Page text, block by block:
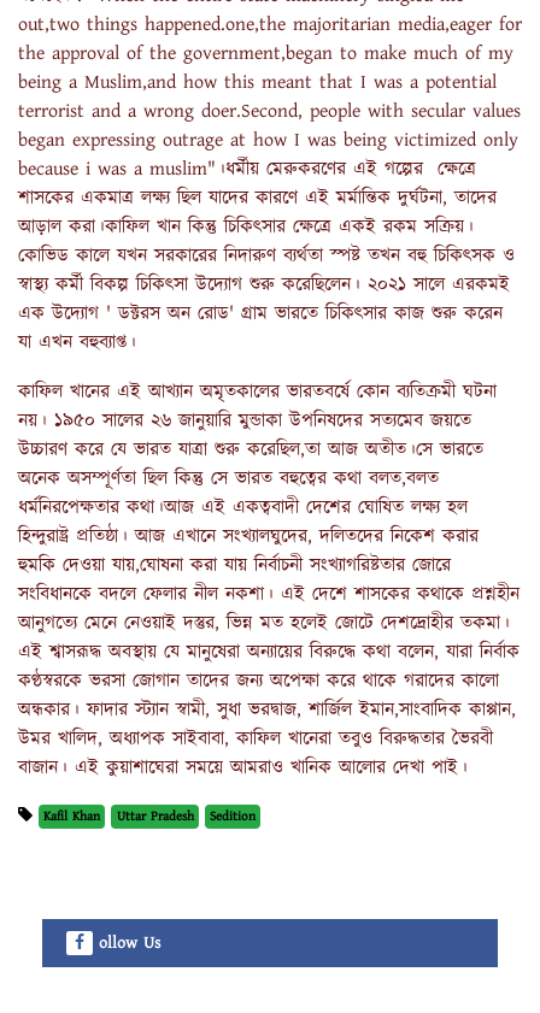
out,two things happened.one,the majoritarian media,eager for
the approval of the government,began to make much of my
being a Muslim,and how this meant that I was a potential
terrorist and a wrong doer.Second, people with secular values
began expressing outrage at how I was being victimized only
because i was a muslim"।ধর্মীয় মেরুকরণের এই গল্পের ক্ষেত্রে
শাসকের একমাত্র লক্ষ্য ছিল যাদের কারণে এই মর্মান্তিক দুর্ঘটনা, তাদের
আড়াল করা।কাফিল খান কিন্তু চিকিৎসার ক্ষেত্রে একই রকম সক্রিয়।
কোভিড কালে যখন সরকারের নিদারুণ ব্যর্থতা স্পষ্ট তখন বহু চিকিৎসক ও
স্বাস্থ্য কর্মী বিকল্প চিকিৎসা উদ্যোগ শুরু করেছিলেন। ২০২১ সালে এরকমই
এক উদ্যোগ ' ডক্টরস অন রোড' গ্রাম ভারতে চিকিৎসার কাজ শুরু করেন
যা এখন বহুব্যাপ্ত।
কাফিল খানের এই আখ্যান অমৃতকালের ভারতবর্ষে কোন ব্যতিক্রমী ঘটনা
নয়। ১৯৫০ সালের ২৬ জানুয়ারি মুন্ডাকা উপনিষদের সত্যমেব জয়তে
উচ্চারণ করে যে ভারত যাত্রা শুরু করেছিল,তা আজ অতীত।সে ভারতে
অনেক অসম্পূর্ণতা ছিল কিন্তু সে ভারত বহুত্বের কথা বলত,বলত
ধর্মনিরপেক্ষতার কথা।আজ এই একত্ববাদী দেশের ঘোষিত লক্ষ্য হল
হিন্দুরাষ্ট্র প্রতিষ্ঠা। আজ এখানে সংখ্যালঘুদের, দলিতদের নিকেশ করার
হুমকি দেওয়া যায়,ঘোষনা করা যায় নির্বাচনী সংখ্যাগরিষ্টতার জোরে
সংবিধানকে বদলে ফেলার নীল নকশা। এই দেশে শাসকের কথাকে প্রশ্নহীন
আনুগত্যে মেনে নেওয়াই দস্তুর, ভিন্ন মত হলেই জোটে দেশদ্রোহীর তকমা।
এই শ্বাসরূদ্ধ অবস্থায় যে মানুষেরা অন্যায়ের বিরুদ্ধে কথা বলেন, যারা নির্বাক
কণ্ঠস্বরকে ভরসা জোগান তাদের জন্য অপেক্ষা করে থাকে গরাদের কালো
অন্ধকার। ফাদার স্ট্যান স্বামী, সুধা ভরদ্বাজ, শার্জিল ইমান,সাংবাদিক কাপ্পান,
উমর খালিদ, অধ্যাপক সাইবাবা, কাফিল খানেরা তবুও বিরুদ্ধতার ভৈরবী
বাজান। এই কুয়াশাঘেরা সময়ে আমরাও খানিক আলোর দেখা পাই।
Kafil Khan Uttar Pradesh Sedition
ollow Us